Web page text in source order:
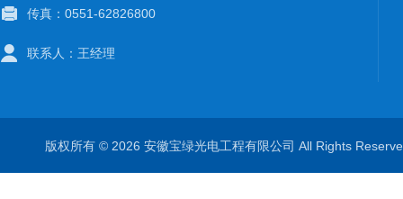
传真：0551-62826800
联系人：王经理
版权所有 © 2026 安徽宝绿光电工程有限公司 All Rights